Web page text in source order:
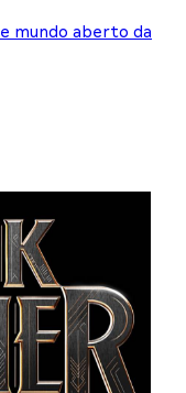
mundo aberto da